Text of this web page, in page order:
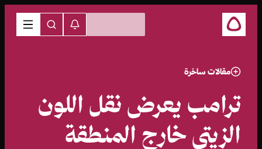
مقالات ساخرة
ترامب يعرض نقل اللون
الزيتي خارج المنطقة